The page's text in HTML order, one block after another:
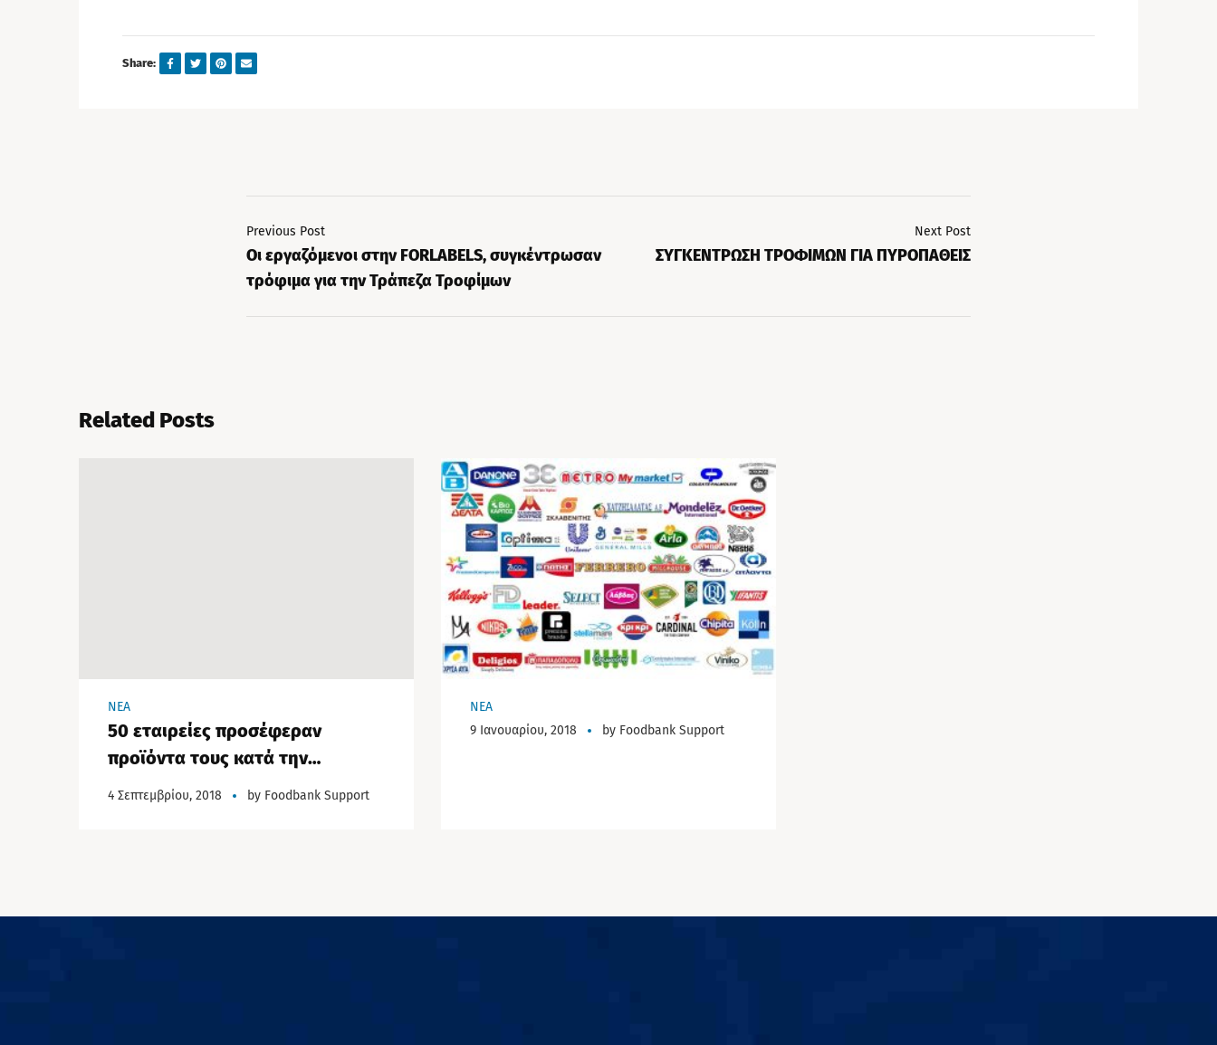
Share:
Previous Post
Οι εργαζόμενοι στην FORLABELS, συγκέντρωσαν
τρόφιμα για την Τράπεζα Τροφίμων
Next Post
ΣΥΓΚΕΝΤΡΩΣΗ ΤΡΟΦΙΜΩΝ ΓΙΑ ΠΥΡΟΠΑΘΕΙΣ
Related Posts
NEA
50 εταιρείες προσέφεραν
προϊόντα τους κατά την
διάρκεια του καλοκαιριού!
4 Σεπτεμβρίου, 2018 by Foodbank Support
NEA
9 Ιανουαρίου, 2018
by Foodbank Support